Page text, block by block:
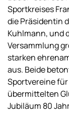
Sportkreises
die Präsidentin
Kuhlmann, und
Versammlung
starken
aus. Beide
Sportvereine
übermittelten
Jubiläum 80